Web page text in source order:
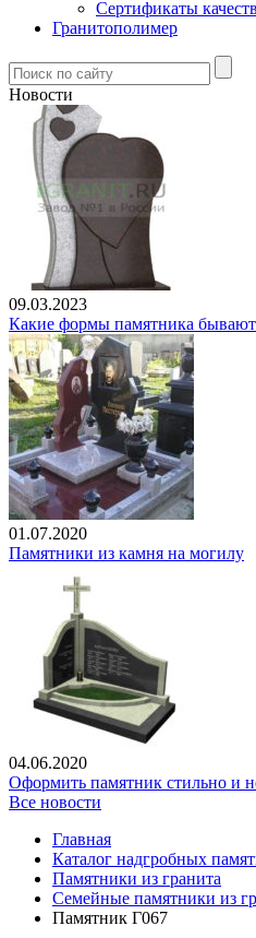
Сертификаты
Гранитополимер
Новости
09.03.2023
Какие формы памятника бывают
01.07.2020
Памятники из камня на могилу
04.06.2020
Оформить памятник стильно и
Все новости
Главная
Каталог надгробных
Памятники из гранита
Семейные памятники из
Памятник Г067